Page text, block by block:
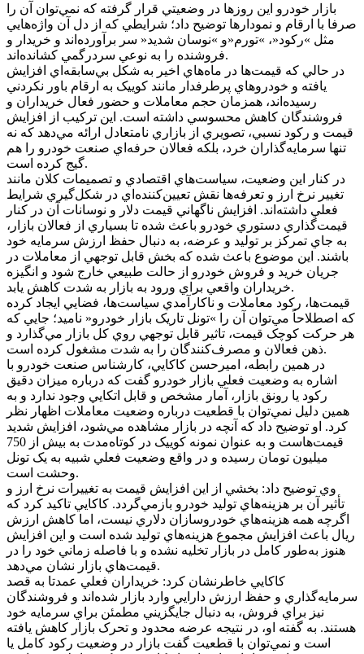
بازار خودرو اين روزها در وضعيتي قرار گرفته که نمي‌توان آن را
صرفا با ارقام و نمودارها توضيح داد؛ شرايطي که از دل آن واژه‌هايي
مثل »رکود«، »تورم«و »نوسان شديد« سر برآورده‌اند و خريدار و
فروشنده را به نوعي سردرگمي کشانده‌اند.
در حالي که قيمت‌ها در ماه‌هاي اخير به شکل بي‌سابقه‌اي افزايش
يافته و خودروهاي پرطرفدار مانند کوييک به ارقام باور نکردني
رسيده‌اند، همزمان حجم معاملات و حضور فعال خريداران و
فروشندگان کاهش محسوسي داشته است. اين ترکيب از افزايش
قيمت و رکود نسبي، تصويري از بازاري نامتعادل ارائه مي‌دهد که نه
تنها سرمايه‌گذاران خرد، بلکه فعالان حرفه‌اي صنعت خودرو را هم
گيج کرده است.
در کنار اين وضعيت، سياست‌هاي اقتصادي و تصميمات کلان مانند
تغيير نرخ ارز و تعرفه‌ها نقش تعيين‌کننده‌اي در شکل‌گيري شرايط
فعلي داشته‌اند. افزايش ناگهاني قيمت دلار و نوسانات آن در کنار
قيمت‌گذاري دستوري خودرو باعث شده تا بسياري از فعالان بازار،
به جاي تمرکز بر توليد و عرضه، به دنبال حفظ ارزش سرمايه خود
باشند. اين موضوع باعث شده که بخش قابل توجهي از معاملات در
جريان خريد و فروش خودرو از حالت طبيعي خارج شود و انگيزه
خريداران واقعي براي ورود به بازار به شدت کاهش يابد.
قيمت‌ها، رکود معاملات و ناکارآمدي سياست‌ها، فضايي ايجاد کرده
که اصطلاحاً مي‌توان آن را »تونل تاريک بازار خودرو« ناميد؛ جايي که
هر حرکت کوچک قيمت، تاثير قابل توجهي روي کل بازار مي‌گذارد و
ذهن فعالان و مصرف‌کنندگان را به شدت مشغول کرده است.
در همين رابطه، اميرحسن کاکايي، کارشناس صنعت خودرو با
اشاره به وضعيت فعلي بازار خودرو گفت که درباره ميزان دقيق
رکود يا رونق بازار، آمار مشخص و قابل اتکايي وجود ندارد و به
همين دليل نمي‌توان با قطعيت درباره وضعيت معاملات اظهار نظر
کرد. او توضيح داد که آنچه در بازار مشاهده مي‌شود، افزايش شديد
قيمت‌هاست و به عنوان نمونه کوييک در کوتاه‌مدت به بيش از 750
ميليون تومان رسيده و در واقع وضعيت فعلي شبيه به يک تونل
وحشت است.
وي توضيح داد: بخشي از اين افزايش قيمت به تغييرات نرخ ارز و
تأثير آن بر هزينه‌هاي توليد خودرو بازمي‌گردد. کاکايي تاکيد کرد که
اگرچه همه هزينه‌هاي خودروسازان دلاري نيست، اما کاهش ارزش
ريال باعث افزايش مجموع هزينه‌هاي توليد شده است و اين افزايش
هنوز به‌طور کامل در بازار تخليه نشده و با فاصله زماني خود را در
قيمت‌هاي بازار نشان مي‌دهد.
کاکايي خاطرنشان کرد: خريداران فعلي عمدتا به قصد
سرمايه‌گذاري و حفظ ارزش دارايي وارد بازار شده‌اند و فروشندگان
نيز براي فروش، به دنبال جايگزيني مطمئن براي سرمايه خود
هستند. به گفته او، در نتيجه عرضه محدود و تحرک بازار کاهش يافته
است و نمي‌توان با قطعيت گفت بازار در وضعيت رکود کامل يا